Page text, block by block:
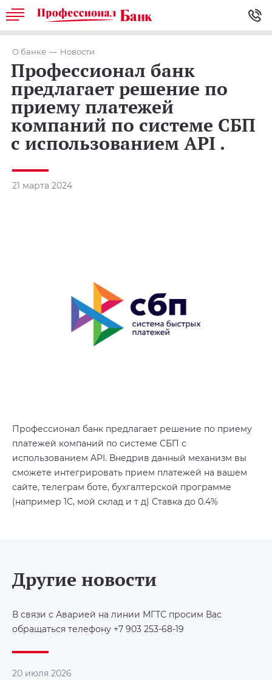
О банке Новости
Профессионал банк
предлагает решение по
приему платежей
компаний по системе СБП
с использованием API .
21 марта 2024
Профессионал банк предлагает решение по приему
платежей компаний по системе СБП с
использованием API. Внедрив данный механизм вы
сможете интегрировать прием платежей на вашем
сайте, телеграм боте, бухгалтерской программе
(например 1С, мой склад и т д) Ставка до 0.4%
Другие новости
В связи с Аварией на линии МГТС просим Вас
обращаться телефону +7 903 253-68-19
20 июля 2026